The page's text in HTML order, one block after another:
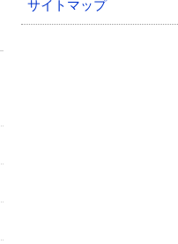
サイトマップ